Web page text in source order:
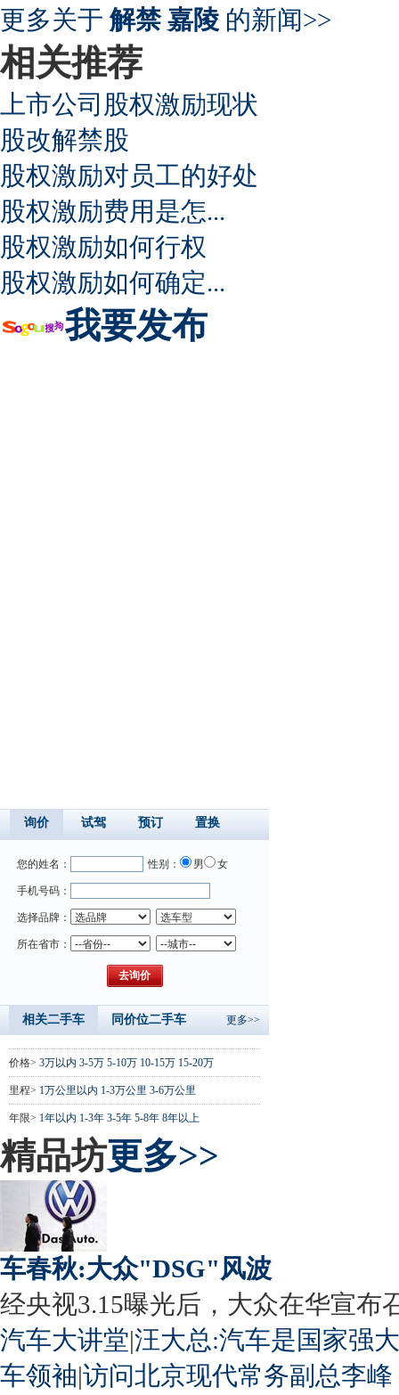
更多关于解禁 嘉陵 的新闻>>
相关推荐
上市公司股权激励现状
股改解禁股
股权激励对员工的好处
股权激励费用是怎...
股权激励如何行权
股权激励如何确定...
我要发布
询价 试驾 预订 置换
您的姓名： 性别： 男 女
手机号码：
选择品牌：
所在省市：
相关二手车 同价位二手车 更多>>
价格> 3万以内 3-5万 5-10万 10-15万 15-20万
里程> 1万公里以内 1-3万公里 3-6万公里
年限> 1年以内 1-3年 3-5年 5-8年 8年以上
精品坊更多>>
车春秋:大众"DSG"风波
经央视3.15曝光后，大众在华宣布
汽车大讲堂|汪大总:汽车是国家强
车领袖|访问北京现代常务副总李峰